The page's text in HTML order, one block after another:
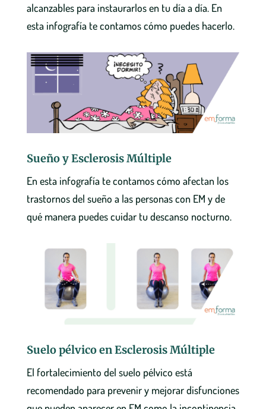
alcanzables para instaurarlos en tu día a día. En
esta infografía te contamos cómo puedes hacerlo.
Sueño y Esclerosis Múltiple
En esta infografía te contamos cómo afectan los
trastornos del sueño a las personas con EM y de
qué manera puedes cuidar tu descanso nocturno.
Suelo pélvico en Esclerosis Múltiple
El fortalecimiento del suelo pélvico está
recomendado para prevenir y mejorar disfunciones